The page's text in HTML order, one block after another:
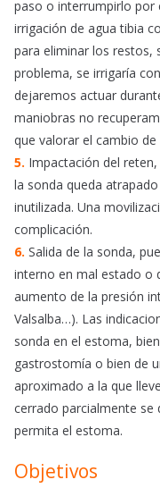
paso o interrumpirlo por
irrigación de agua tibia
para eliminar los restos,
problema, se irrigaría
dejaremos actuar
maniobras no
que valorar el cambio de
5. Impactación del
la sonda queda
inutilizada. Una
complicación.
6. Salida de la sonda,
interno en mal estado o
aumento de la presión
Valsalba…). Las
sonda en el estoma,
gastrostomía o bien de
aproximado a la que
cerrado parcialmente se
permita el estoma.
Objetivos